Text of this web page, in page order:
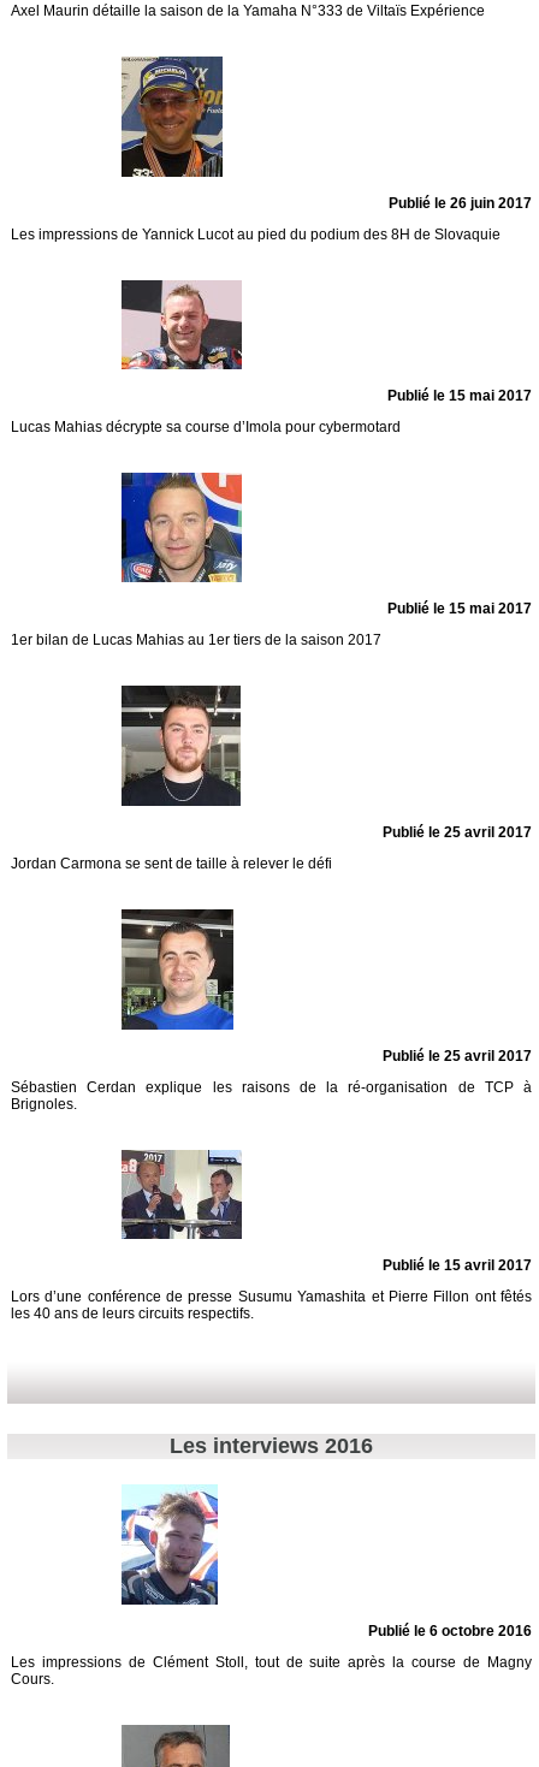
Axel Maurin détaille la saison de la Yamaha N°333 de Viltaïs Expérience
Publié le 26 juin 2017
Les impressions de Yannick Lucot au pied du podium des 8H de Slovaquie
Publié le 15 mai 2017
Lucas Mahias décrypte sa course d’Imola pour cybermotard
Publié le 15 mai 2017
1er bilan de Lucas Mahias au 1er tiers de la saison 2017
Publié le 25 avril 2017
Jordan Carmona se sent de taille à relever le défi
Publié le 25 avril 2017
Sébastien Cerdan explique les raisons de la ré-organisation de TCP à
Brignoles.
Publié le 15 avril 2017
Lors d’une conférence de presse Susumu Yamashita et Pierre Fillon ont fêtés
les 40 ans de leurs circuits respectifs.
Les interviews 2016
Publié le 6 octobre 2016
Les impressions de Clément Stoll, tout de suite après la course de Magny
Cours.